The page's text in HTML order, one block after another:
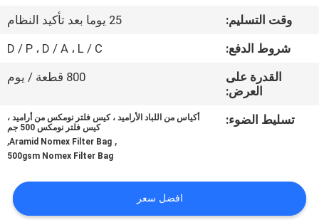
مراقبة
الجودة
وقت التسليم:
25 يوما بعد تأكيد النظام
شروط الدفع:
D / P ، D / A ، L / C
القدرة على
العرض:
800 قطعة / يوم
تسليط الضوء:
أكياس من اللباد الأراميد ، كيس فلتر نومكس من أراميد ،
كيس فلتر نومكس 500 جم
,
Aramid Nomex Filter Bag
,
500gsm Nomex Filter Bag
افضل سعر